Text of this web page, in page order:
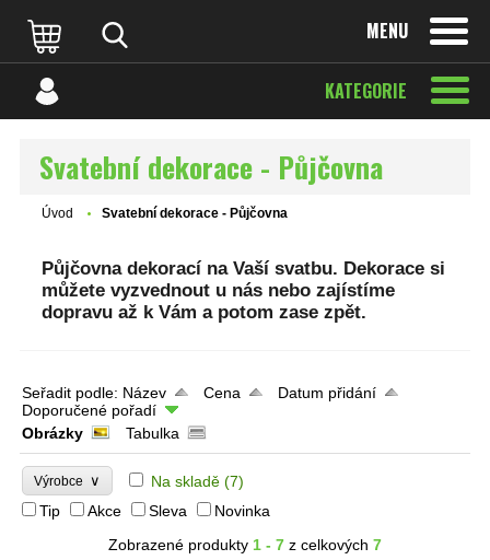
MENU
KATEGORIE
Svatební dekorace - Půjčovna
Úvod Svatební dekorace - Půjčovna
Půjčovna dekorací na Vaší svatbu. Dekorace si
můžete vyzvednout u nás nebo zajístíme
dopravu až k Vám a potom zase zpět.
Seřadit podle: Název Cena
Datum přidání
Doporučené pořadí
Obrázky
Tabulka
Výrobce ∨ Na skladě (7)
Tip
Akce Sleva
Novinka
Zobrazené produkty 1 - 7 z celkových 7